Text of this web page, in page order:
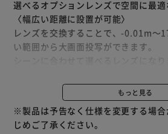
選べるオプションレンズで空間に最適
〈幅広い距離に設置が可能〉
レンズを交換することで、-0.01m～
い範囲から大画面投写ができます。
※レンズの種類によって明るさが変
もっと見る
※製品は予告なく仕様を変更する場
じめご了承ください。